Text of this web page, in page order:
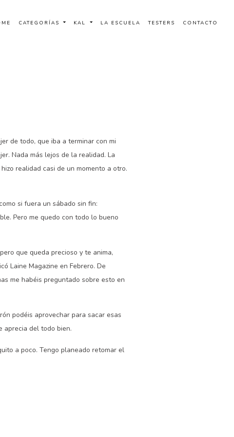
CATEGORÍAS KAL LA ESCUELA TESTERS CONTACTO
de todo, que iba a terminar con mi
Nada más lejos de la realidad. La
realidad casi de un momento a otro.
si fuera un sábado sin fin:
Pero me quedo con todo lo bueno
que queda precioso y te anima,
Laine Magazine en Febrero. De
me habéis preguntado sobre esto en
podéis aprovechar para sacar esas
aprecia del todo bien.
a poco. Tengo planeado retomar el